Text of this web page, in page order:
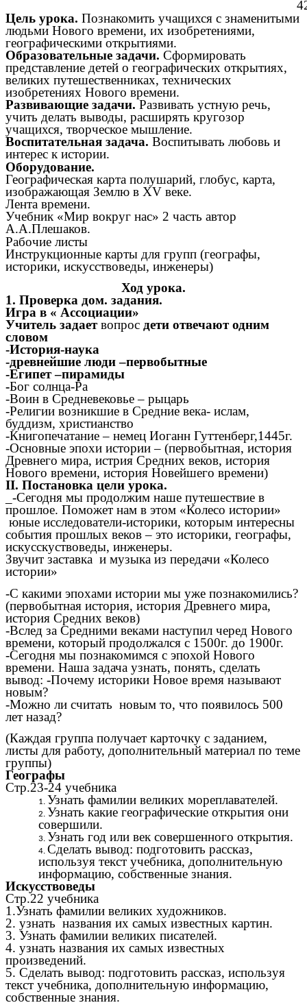
Цель урока. Познакомить учащихся с знаменитыми
людьми Нового времени, их изобретениями,
географическими открытиями.
Образовательные задачи. Сформировать
представление детей о географических открытиях,
великих путешественниках, технических
изобретениях Нового времени.
Развивающие задачи. Развивать устную речь,
учить делать выводы, расширять кругозор
учащихся, творческое мышление.
Воспитательная задача. Воспитывать любовь и
интерес к истории.
Оборудование.
Географическая карта полушарий, глобус, карта,
изображающая Землю в XV веке.
Лента времени.
Учебник «Мир вокруг нас» 2 часть автор
А.А.Плешаков.
Рабочие листы
Инструкционные карты для групп (географы,
историки, искусствоведы, инженеры)
Ход урока.
1. Проверка дом. задания.
Игра в « Ассоциации»
Учитель задаетвопрос дети отвечают одним
словом
-История-наука
-древнейшие люди –первобытные
-Египет –пирамиды
-Бог солнца-Ра
-Воин в Средневековье – рыцарь
-Религии возникшие в Средние века- ислам,
буддизм, христианство
-Книгопечатание – немец Иоганн Гуттенберг,1445г.
-Основные эпохи истории – (первобытная, история
Древнего мира, истрия Средних веков, история
Нового времени, история Новейшего времени)
II. Постановка цели урока.
_-Сегодня мы продолжим наше путешествие в
прошлое. Поможет нам в этом «Колесо истории»
юные исследователи-историки, которым интересны
события прошлых веков – это историки, географы,
искусскуствоведы, инженеры.
Звучит заставка и музыка из передачи «Колесо
истории»
-С какими эпохами истории мы уже познакомились?
(первобытная история, история Древнего мира,
история Средних веков)
-Вслед за Средними веками наступил черед Нового
времени, который продолжался с 1500г. до 1900г.
-Сегодня мы познакомимся с эпохой Нового
времени. Наша задача узнать, понять, сделать
вывод: -Почему историки Новое время называют
новым?
-Можно ли считать новым то, что появилось 500
лет назад?
(Каждая группа получает карточку с заданием,
листы для работу, дополнительный материал по теме
группы)
Географы
Стр.23-24 учебника
Узнать фамилии великих мореплавателей.
Узнать какие географические открытия они
совершили.
Узнать год или век совершенного открытия.
Сделать вывод: подготовить рассказ,
используя текст учебника, дополнительную
информацию, собственные знания.
Искусствоведы
Стр.22 учебника
1.Узнать фамилии великих художников.
2. узнать названия их самых известных картин.
3. Узнать фамилии великих писателей.
4. узнать названия их самых известных
произведений.
5. Сделать вывод: подготовить рассказ, используя
текст учебника, дополнительную информацию,
собственные знания.